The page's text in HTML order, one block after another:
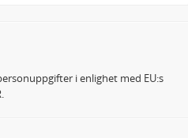
i enlighet med EU:s